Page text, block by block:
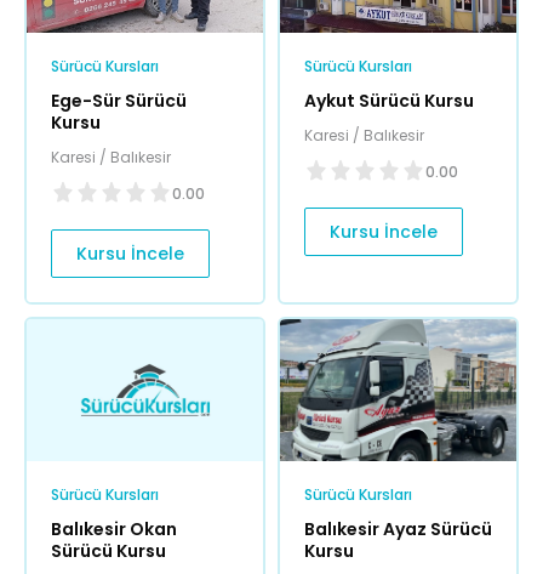
Sürücü Kursları
Ege-Sür Sürücü
Kursu
Karesi / Balıkesir
0.00
Kursu İncele
Sürücü Kursları
Aykut Sürücü Kursu
Karesi / Balıkesir
0.00
Kursu İncele
Sürücü Kursları
Balıkesir Okan
Sürücü Kursu
Sürücü Kursları
Balıkesir Ayaz Sürücü
Kursu